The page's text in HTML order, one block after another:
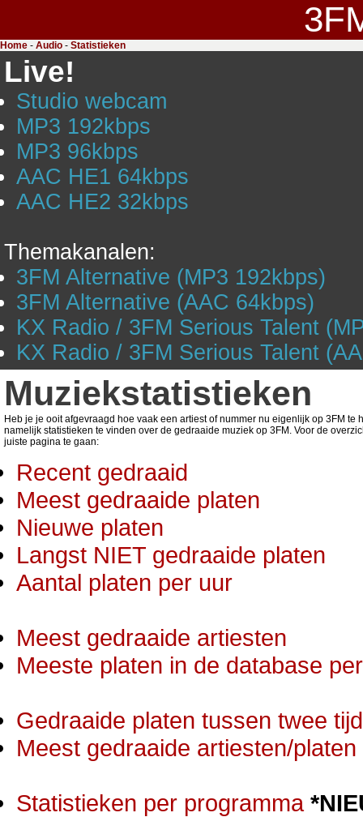
Home - Audio - Statistieken
Live!
Studio webcam
MP3 192kbps
MP3 96kbps
AAC HE1 64kbps
AAC HE2 32kbps
Themakanalen:
3FM Alternative (MP3 192kbps)
3FM Alternative (AAC 64kbps)
KX Radio / 3FM Serious Talent
KX Radio / 3FM Serious Talent
Muziekstatistieken
Heb je je ooit afgevraagd hoe vaak een artiest of nummer nu eigenlijk op 3FM
namelijk statistieken te vinden over de gedraaide muziek op 3FM. Voor de
juiste pagina te gaan:
Recent gedraaid
Meest gedraaide platen
Nieuwe platen
Langst NIET gedraaide platen
Aantal platen per uur
Meest gedraaide artiesten
Meeste platen in de database
Gedraaide platen tussen twee
Meest gedraaide artiesten/
Statistieken per programma